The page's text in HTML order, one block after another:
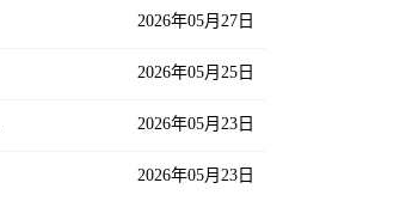
2026年05月27日
2026年05月25日
2026年05月23日
2026年05月23日